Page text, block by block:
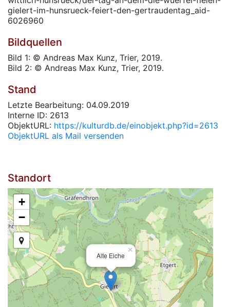
gielert-im-hunsrueck-feiert-den-gertraudentag_aid-
6026960
Bildquellen
Bild 1: © Andreas Max Kunz, Trier, 2019.
Bild 2: © Andreas Max Kunz, Trier, 2019.
Stand
Letzte Bearbeitung: 04.09.2019
Interne ID: 2613
ObjektURL: https://kulturdb.de/einobjekt.php?id=2613
ObjektURL als Mail versenden
Standort
Alte Eiche
×
+
−